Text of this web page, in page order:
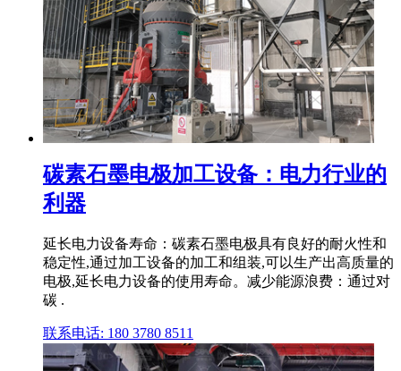
碳素石墨电极加工设备：电力行业的
利器
延长电力设备寿命：碳素石墨电极具有良好的耐火性和
稳定性,通过加工设备的加工和组装,可以生产出高质量的
电极,延长电力设备的使用寿命。减少能源浪费：通过对
碳 .
联系电话: 180 3780 8511